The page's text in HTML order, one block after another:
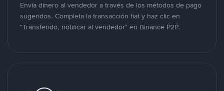
Envía dinero al vendedor a través de los métodos de pago
sugeridos. Completa la transacción fiat y haz clic en
"Transferido, notificar al vendedor" en Binance P2P.